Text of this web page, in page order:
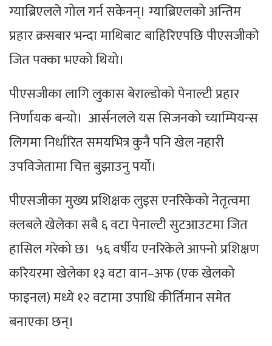
ग्याब्रिएलले गोल गर्न सकेनन्। ग्याब्रिएलको अन्तिम
प्रहार क्रसबार भन्दा माथिबाट बाहिरिएपछि पीएसजीको
जित पक्का भएको थियो।
पीएसजीका लागि लुकास बेराल्डोको पेनाल्टी प्रहार
निर्णायक बन्यो। आर्सनलले यस सिजनको च्याम्पियन्स
लिगमा निर्धारित समयभित्र कुनै पनि खेल नहारी
उपविजेतामा चित्त बुझाउनु पर्यो।
पीएसजीका मुख्य प्रशिक्षक लुइस एनरिकेको नेतृत्वमा
क्लबले खेलेका सबै ६ वटा पेनाल्टी सुटआउटमा जित
हासिल गरेको छ। ५६ वर्षीय एनरिकेले आफ्नो प्रशिक्षण
करियरमा खेलेका १३ वटा वान–अफ (एक खेलको
फाइनल) मध्ये १२ वटामा उपाधि कीर्तिमान समेत
बनाएका छन्।